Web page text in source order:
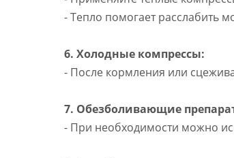
- Тепло помогает расслабить
6. Холодные компрессы:
- После кормления или
7. Обезболивающие
- При необходимости можно